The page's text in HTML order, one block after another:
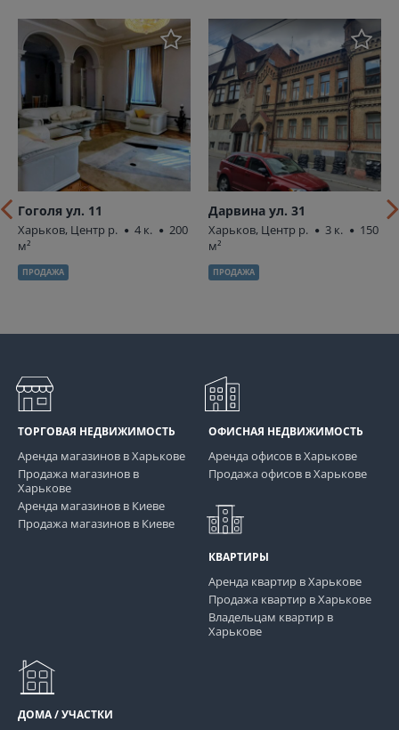
Гоголя ул. 11
Харьков, Центр р. 4 к.
200
м²
ПРОДАЖА
Дарвина ул. 31
Харьков, Центр р. 3 к.
150
м²
ПРОДАЖА
ТОРГОВАЯ НЕДВИЖИМОСТЬ
Аренда магазинов в Харькове
Продажа магазинов в
Харькове
Аренда магазинов в Киеве
Продажа магазинов в Киеве
ОФИСНАЯ НЕДВИЖИМОСТЬ
Аренда офисов в Харькове
Продажа офисов в Харькове
КВАРТИРЫ
Аренда квартир в Харькове
Продажа квартир в Харькове
Владельцам квартир в
Харькове
ДОМА / УЧАСТКИ